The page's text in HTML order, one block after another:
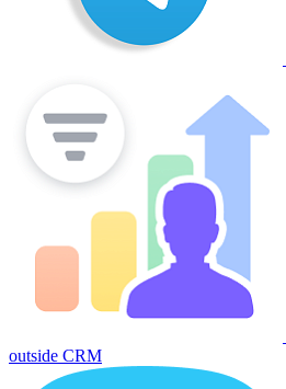
outside CRM